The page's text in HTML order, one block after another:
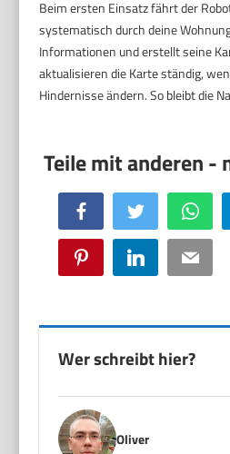
Beim ersten Einsatz fährt der
systematisch durch deine
Informationen und erstellt seine
aktualisieren die Karte ständig,
Hindernisse ändern. So bleibt die
Facebook Twitter
Pinterest LinkedIn Email
Wer schreibt hier?
Oliver